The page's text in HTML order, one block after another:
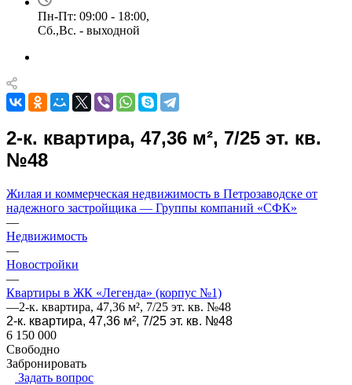
Пн-Пт: 09:00 - 18:00,
Сб.,Вс. - выходной
2-к. квартира, 47,36 м², 7/25 эт. кв.
№48
Жилая и коммерческая недвижимость в Петрозаводске от
надежного застройщика — Группы компаний «СФК»
—
Недвижимость
—
Новостройки
—
Квартиры в ЖК «Легенда» (корпус №1)
—2-к. квартира, 47,36 м², 7/25 эт. кв. №48
2-к. квартира, 47,36 м², 7/25 эт. кв. №48
6 150 000
Свободно
Забронировать
Задать вопрос